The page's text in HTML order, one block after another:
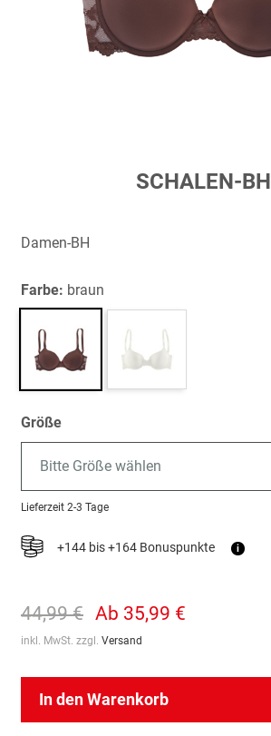
springen
SCHALEN-BH
Damen-BH
Farbe: braun
Größe
Bitte Größe wählen
Lieferzeit 2-3 Tage
+144 bis +164 Bonuspunkte i
44,99 € Ab 35,99 €
inkl. MwSt. zzgl. Versand
In den Warenkorb